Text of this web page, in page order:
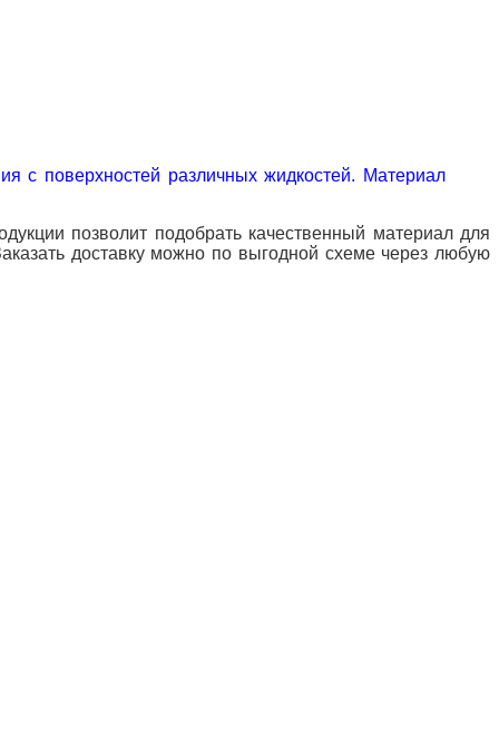
с поверхностей различных жидкостей. Материал
позволит подобрать качественный материал для
доставку можно по выгодной схеме через любую